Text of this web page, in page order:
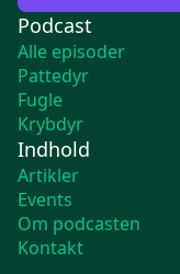
Podcast
Alle episoder
Pattedyr
Fugle
Krybdyr
Indhold
Artikler
Events
Om podcasten
Kontakt